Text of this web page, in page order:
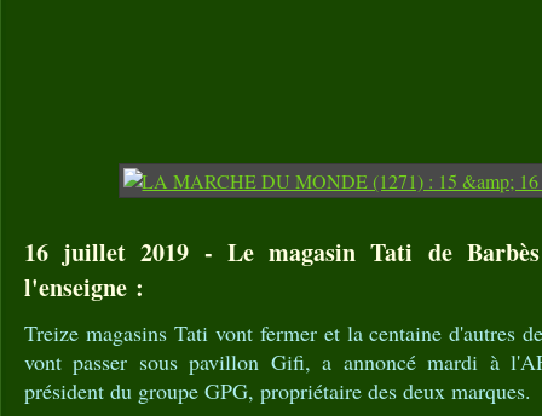
16 juillet 2019 - Le magasin Tati de
l'enseigne :
Treize magasins Tati vont fermer et la centaine d'autres
vont passer sous pavillon Gifi, a annoncé mardi à
président du groupe GPG, propriétaire des deux marques.